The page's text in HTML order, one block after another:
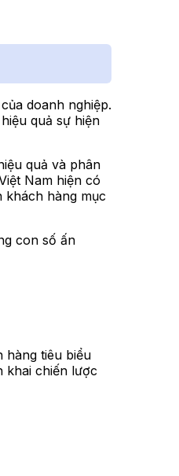
doanh nghiệp.
quả sự hiện
quả và phân
Nam hiện có
hàng mục
con số ấn
hàng tiêu biểu
khai chiến lược